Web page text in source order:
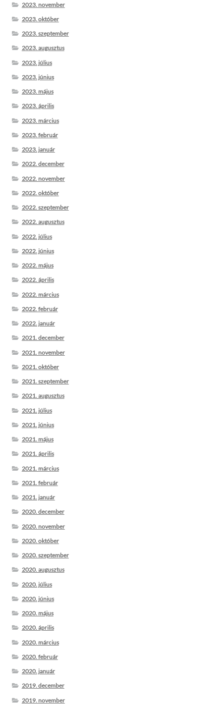
2023. november
2023. október
2023. szeptember
2023. augusztus
2023. július
2023. június
2023. május
2023. április
2023. március
2023. február
2023. január
2022. december
2022. november
2022. október
2022. szeptember
2022. augusztus
2022. július
2022. június
2022. május
2022. április
2022. március
2022. február
2022. január
2021. december
2021. november
2021. október
2021. szeptember
2021. augusztus
2021. július
2021. június
2021. május
2021. április
2021. március
2021. február
2021. január
2020. december
2020. november
2020. október
2020. szeptember
2020. augusztus
2020. július
2020. június
2020. május
2020. április
2020. március
2020. február
2020. január
2019. december
2019. november